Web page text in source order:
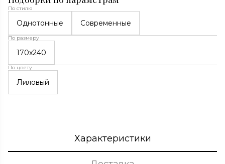
По стилю
Однотонные Современные
По размеру
170x240
По цвету
Лиловый
Характеристики